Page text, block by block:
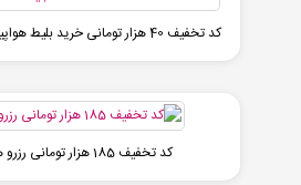
کد تخفیف 40 هزار تومانی خرید بلیط هواپیمای داخلی از مستر بلیط
کد تخفیف 185 هزار تومانی رزرو هتل مستر بلیط